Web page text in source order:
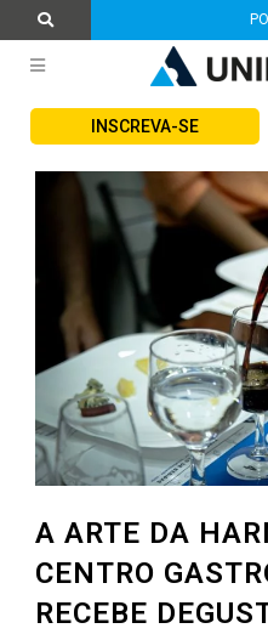
INSCREVA-SE
A ARTE DA
CENTRO
RECEBE